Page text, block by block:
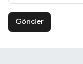
Gönder